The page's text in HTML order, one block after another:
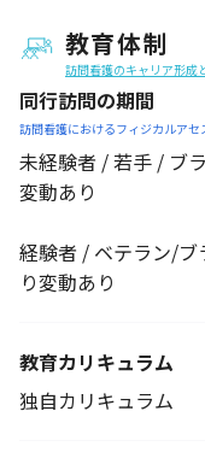
教育体制
訪問看護のキャリア形成
同行訪問の期間
訪問看護におけるフィジカルアセ
未経験者 / 若手 / ブ
変動あり
経験者 / ベテラン/
り変動あり
教育カリキュラム
独自カリキュラム